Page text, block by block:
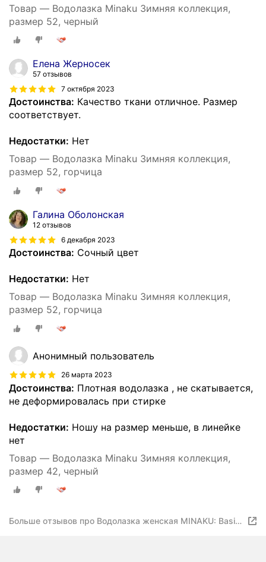
Товар — Водолазка Minaku Зимняя коллекция,
размер 52, черный
Елена Жерносек
57 отзывов
7 октября 2023
Достоинства: Качество ткани отличное. Размер
соответствует.
Недостатки: Нет
Товар — Водолазка Minaku Зимняя коллекция,
размер 52, горчица
Галина Оболонская
12 отзывов
6 декабря 2023
Достоинства: Сочный цвет
Недостатки: Нет
Товар — Водолазка Minaku Зимняя коллекция,
размер 52, горчица
Анонимный пользователь
26 марта 2023
Достоинства: Плотная водолазка , не скатывается,
не деформировалась при стирке
Недостатки: Ношу на размер меньше, в линейке
нет
Товар — Водолазка Minaku Зимняя коллекция,
размер 42, черный
Больше отзывов про Водолазка женская MINAKU: Basic